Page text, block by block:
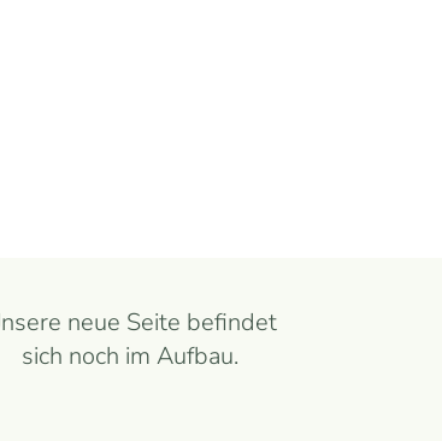
neue Seite befindet
sich noch im Aufbau.